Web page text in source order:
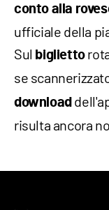
conto alla
ufficiale della
Sul biglietto
se
download
risulta ancora